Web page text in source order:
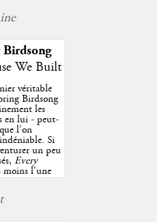
We Built
véritable
Birdsong
les
en lui - peut-
l'on
Si
un peu
Every
moins l'une
porté par
difficulté
estivales.